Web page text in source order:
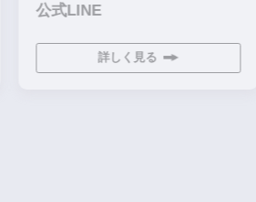
式LINE
詳しく見る